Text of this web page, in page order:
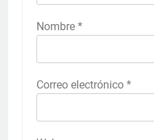
Nombre *
Correo electrónico *